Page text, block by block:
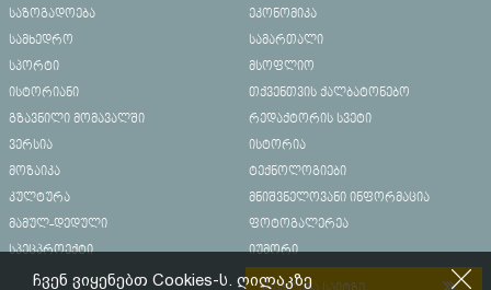
საზოგადოება
ეკონომიკა
სამხედრო
სამართალი
სპორტი
მსოფლიო
ისტორიანი
თქვენთვის ქალბატონებო
გზავნილი მომავალში
რედაქტორის სვეტი
ვერსია
ისტორია
მოზაიკა
ტექნოლოგიები
კულტურა
მნიშვნელოვანი ინფორმაცია
მამულ-დედული
ფოტოგალერეა
სპეცპროექტი
იუმორი
ჩვენ ვიყენებთ Cookies-ს. ღილაკზე